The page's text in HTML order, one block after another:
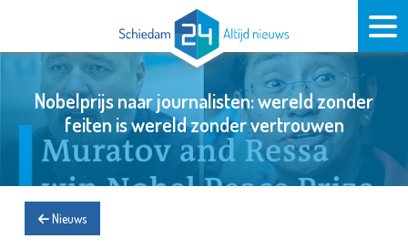
Nobelprijs naar journalisten: wereld zonder
feiten is wereld zonder vertrouwen
Nieuws